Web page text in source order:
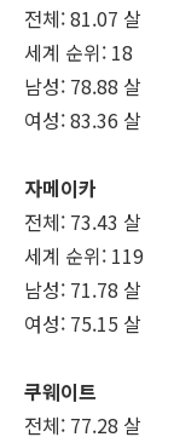
전체: 81.07 살
세계 순위: 18
남성: 78.88 살
여성: 83.36 살
자메이카
전체: 73.43 살
세계 순위: 119
남성: 71.78 살
여성: 75.15 살
쿠웨이트
전체: 77.28 살